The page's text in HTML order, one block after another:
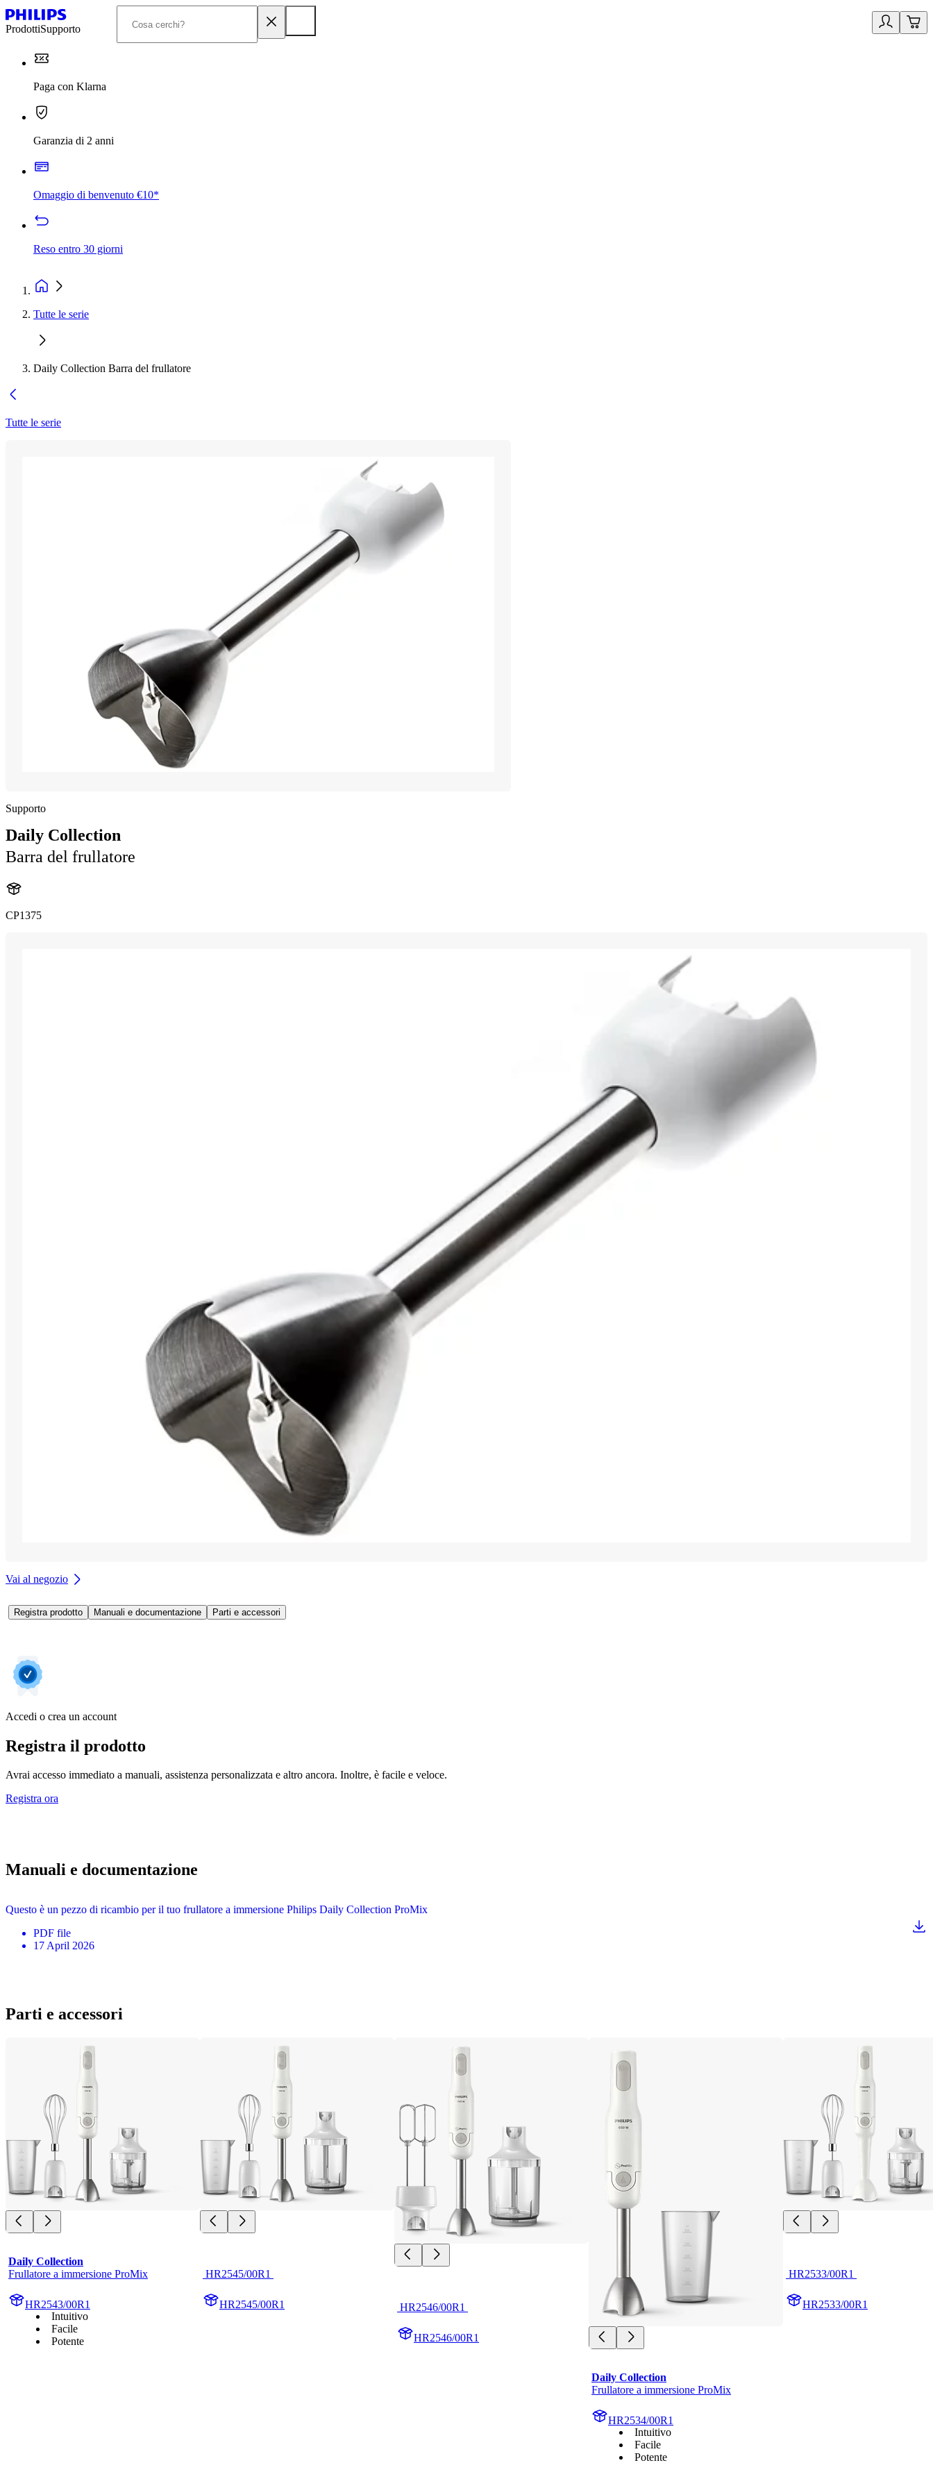
ProdottiSupporto
Paga con Klarna
Garanzia di 2 anni
Omaggio di benvenuto €10*
Reso entro 30 giorni
Tutte le serie
Daily Collection Barra del frullatore
Tutte le serie
Supporto
Daily Collection
Barra del frullatore
CP1375
Vai al negozio
Registra prodotto Manuali e documentazione Parti e accessori
Accedi o crea un account
Registra il prodotto
Avrai accesso immediato a manuali, assistenza personalizzata e altro ancora. Inoltre, è facile e veloce.
Registra ora
Manuali e documentazione
Questo è un pezzo di ricambio per il tuo frullatore a immersione Philips Daily Collection ProMix
PDF file
17 April 2026
Parti e accessori
Daily Collection
Frullatore a immersione ProMix
HR2543/00R1
Intuitivo
Facile
Potente
HR2545/00R1
HR2545/00R1 HR2546/00R1
HR2546/00R1
Daily Collection
Frullatore a immersione ProMix
HR2534/00R1
Intuitivo
Facile
Potente
HR2533/00R1
HR2533/00R1